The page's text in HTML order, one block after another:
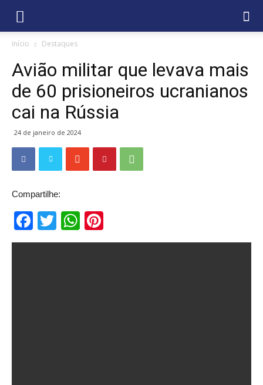
Início Destaques
Avião militar que levava mais
de 60 prisioneiros ucranianos
cai na Rússia
24 de janeiro de 2024
Compartilhe:
Facebook
TwitterWhatsApp